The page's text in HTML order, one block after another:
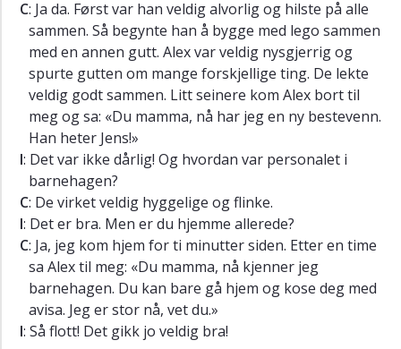
C: Ja da. Først var han veldig alvorlig og hilste på alle
sammen. Så begynte han å bygge med lego sammen
med en annen gutt. Alex var veldig nysgjerrig og
spurte gutten om mange forskjellige ting. De lekte
veldig godt sammen. Litt seinere kom Alex bort til
meg og sa: «Du mamma, nå har jeg en ny bestevenn.
Han heter Jens!»
I: Det var ikke dårlig! Og hvordan var personalet i
barnehagen?
C: De virket veldig hyggelige og flinke.
I: Det er bra. Men er du hjemme allerede?
C: Ja, jeg kom hjem for ti minutter siden. Etter en time
sa Alex til meg: «Du mamma, nå kjenner jeg
barnehagen. Du kan bare gå hjem og kose deg med
avisa. Jeg er stor nå, vet du.»
I: Så flott! Det gikk jo veldig bra!